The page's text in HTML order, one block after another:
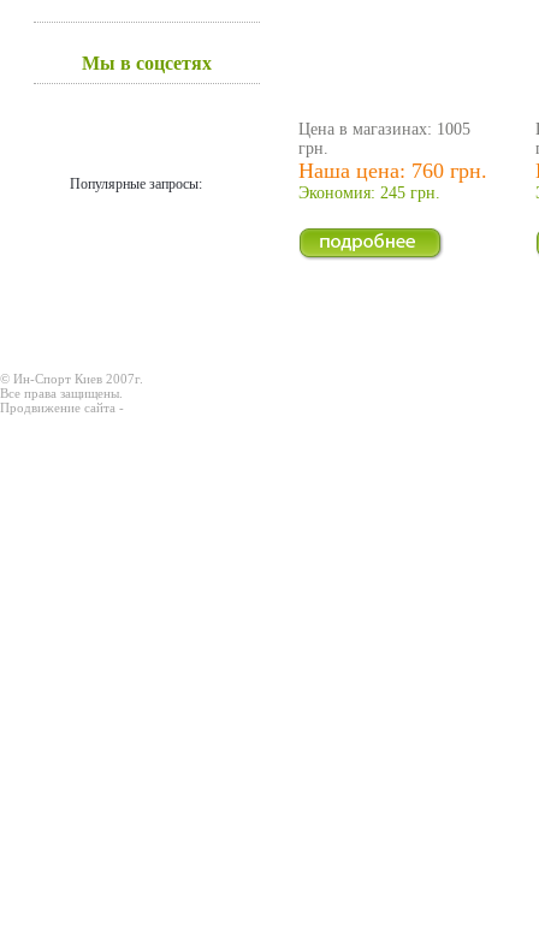
Мы в соцсетях
Популярные запросы:
Цена в магазинах: 1005
грн.
Наша цена: 760 грн.
Экономия: 245 грн.
© Ин-Спорт Киев 2007г.
Все права защищены.
Продвижение сайта -